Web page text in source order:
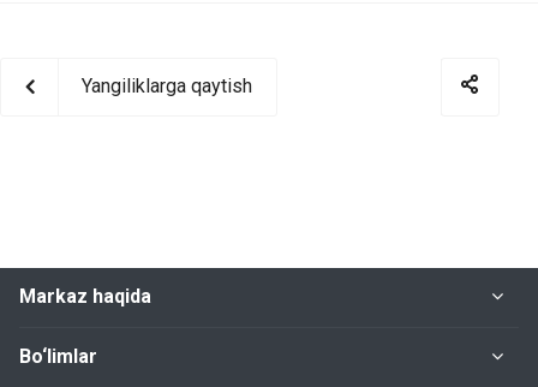
Yangiliklarga qaytish
Markaz haqida
Bo‘limlar